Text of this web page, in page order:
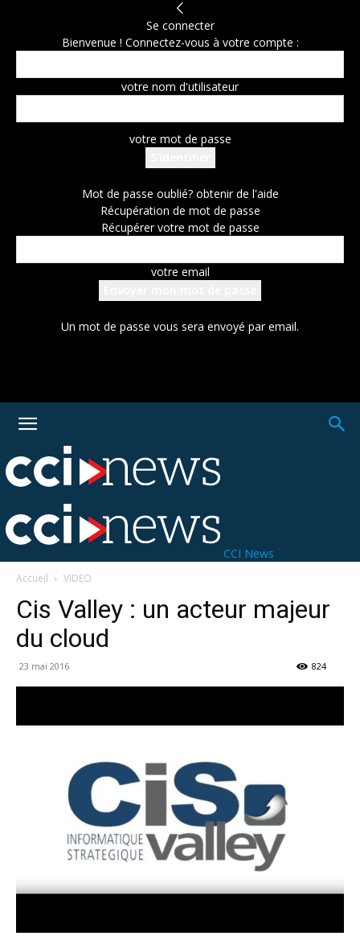
Se connecter
Bienvenue ! Connectez-vous à votre compte :
votre nom d'utilisateur
votre mot de passe
Mot de passe oublié? obtenir de l'aide
Récupération de mot de passe
Récupérer votre mot de passe
votre email
Un mot de passe vous sera envoyé par email.
CCI News
Accueil VIDEO
Cis Valley : un acteur majeur
du cloud
23 mai 2016 824